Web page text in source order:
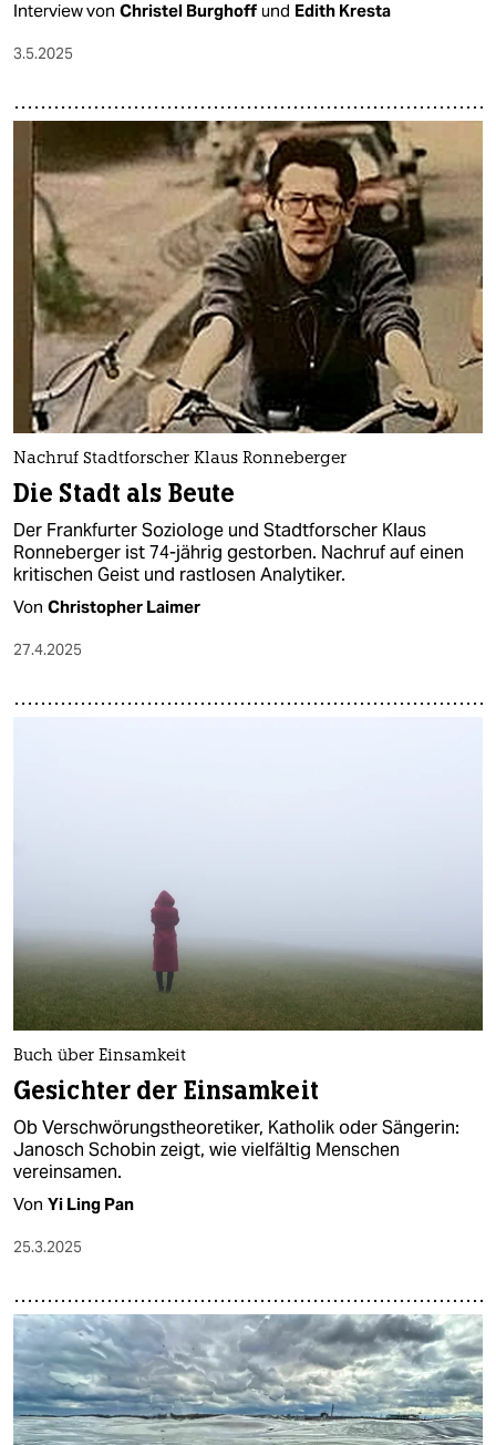
Interview von Christel Burghoff und Edith Kresta
3.5.2025
Nachruf Stadtforscher Klaus Ronneberger
Die Stadt als Beute
Der Frankfurter Soziologe und Stadtforscher Klaus
Ronneberger ist 74-jährig gestorben. Nachruf auf einen
kritischen Geist und rastlosen Analytiker.
Von Christopher Laimer
27.4.2025
Buch über Einsamkeit
Gesichter der Einsamkeit
Ob Verschwörungstheoretiker, Katholik oder Sängerin:
Janosch Schobin zeigt, wie vielfältig Menschen
vereinsamen.
Von Yi Ling Pan
25.3.2025